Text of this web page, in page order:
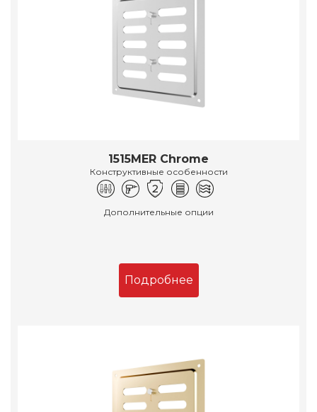
1515MER Chrome
Конструктивные особенности
Дополнительные опции
Подробнее